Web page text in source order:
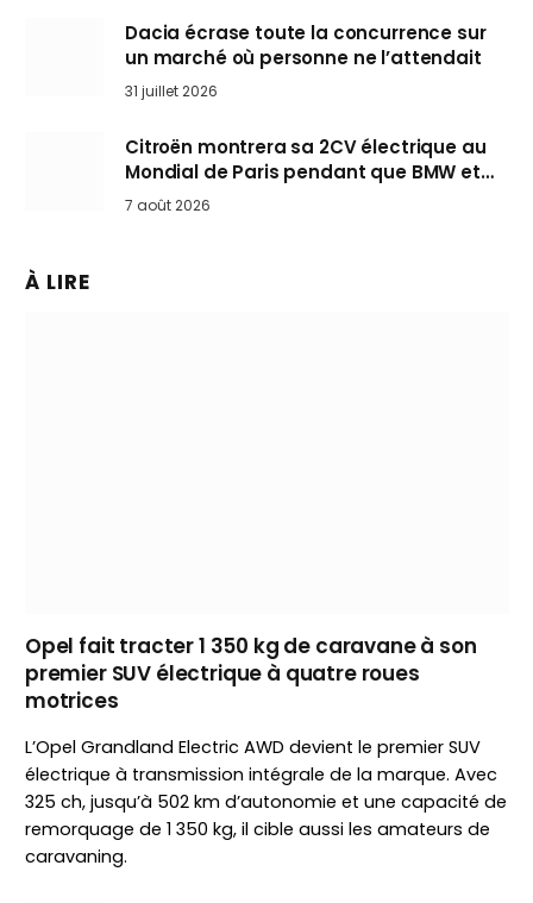
Dacia écrase toute la concurrence sur
un marché où personne ne l’attendait
31 juillet 2026
Citroën montrera sa 2CV électrique au
Mondial de Paris pendant que BMW et
Mini désertent le salon
7 août 2026
À LIRE
Opel fait tracter 1 350 kg de caravane à son
premier SUV électrique à quatre roues
motrices
L’Opel Grandland Electric AWD devient le premier SUV
électrique à transmission intégrale de la marque. Avec
325 ch, jusqu’à 502 km d’autonomie et une capacité de
remorquage de 1 350 kg, il cible aussi les amateurs de
caravaning.